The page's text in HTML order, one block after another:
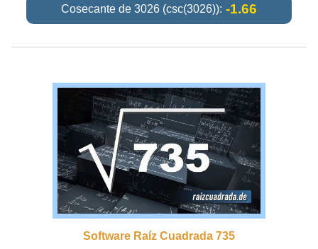
Cosecante de 3026 (csc(3026)): -1.66
Software Raíz Cuadrada 735